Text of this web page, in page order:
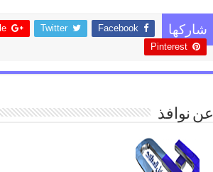
شاركها Facebook
Twitter
+
Pinterest
عن نوافذ